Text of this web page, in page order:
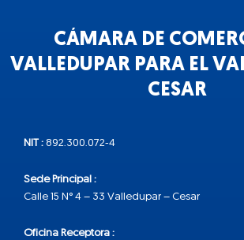
CÁMARA DE
VALLEDUPAR PARA EL
CESAR
NIT : 892.300.072-4
Sede Principal :
Calle 15 N° 4 – 33 Valledupar – Cesar
Oficina Receptora :